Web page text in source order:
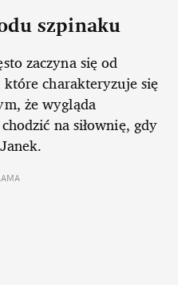
szpinaku
zaczyna się od
charakteryzuje się
że wygląda
na siłownię, gdy